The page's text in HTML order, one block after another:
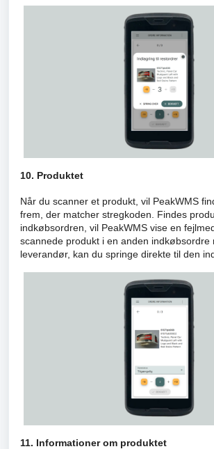
10. Produktet
Når du scanner et produkt, vil PeakWMS
frem, der matcher stregkoden. Findes
indkøbsordren, vil PeakWMS vise en
scannede produkt i en anden indkøbsordre
leverandør, kan du springe direkte til den
11. Informationer om produktet